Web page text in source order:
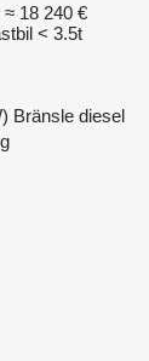
≈ 18 240 €
< 3.5t
Bränsle diesel